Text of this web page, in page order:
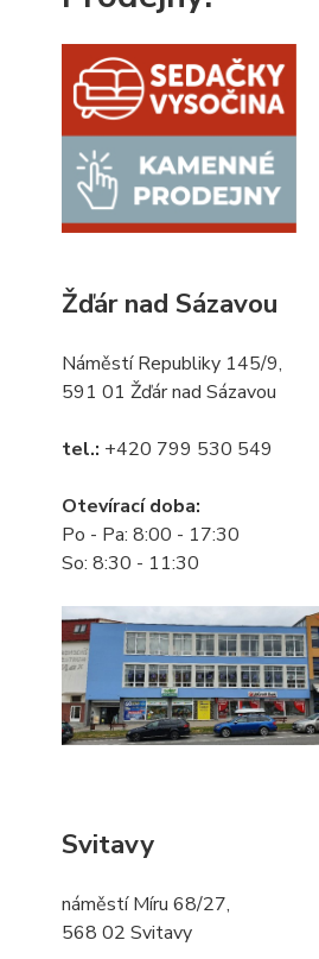
Žďár nad Sázavou
Náměstí Republiky 145/9,
591 01 Žďár nad Sázavou
tel.: +420 799 530 549
Otevírací doba:
Po - Pa: 8:00 - 17:30
So: 8:30 - 11:30
Svitavy
náměstí Míru 68/27,
568 02 Svitavy